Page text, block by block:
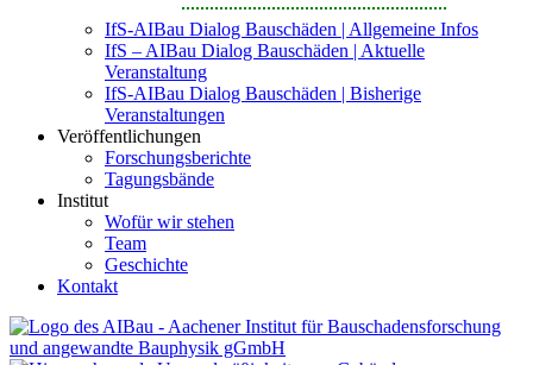
IfS-AIBau Dialog Bauschäden | Allgemeine Infos
IfS – AIBau Dialog Bauschäden | Aktuelle
Veranstaltung
IfS-AIBau Dialog Bauschäden | Bisherige
Veranstaltungen
Veröffentlichungen
Forschungsberichte
Tagungsbände
Institut
Wofür wir stehen
Team
Geschichte
Kontakt